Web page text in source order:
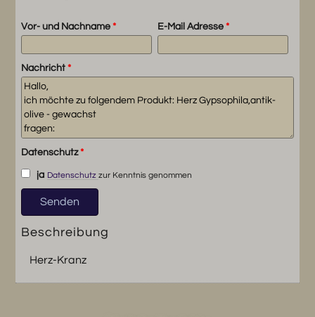
Vor- und Nachname* E-Mail Adresse *
Nachricht*
Datenschutz*
ja Datenschutz zur Kenntnis genommen
Beschreibung
Herz-Kranz